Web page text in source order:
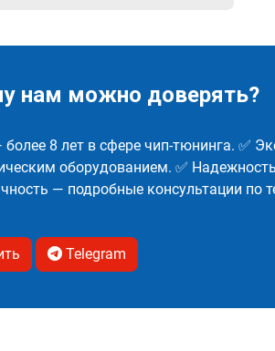
нам можно доверять?
8 лет в сфере чип-тюнинга. ✅
оборудованием. ✅
— подробные консультации по
Telegram